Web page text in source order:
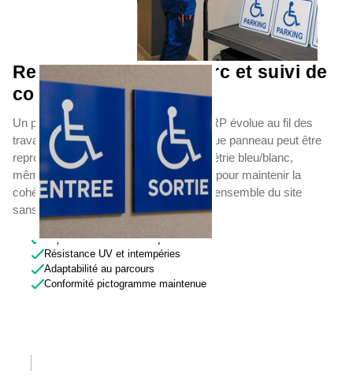
Renouvellement de parc et suivi de
conformité
Un parc de signalétique accessibilité ERP évolue au fil des
travaux et des réaménagements. Chaque panneau peut être
reproduit à l'identique — même colorimétrie bleu/blanc,
même pictogramme, même support — pour maintenir la
cohérence visuelle et la conformité de l'ensemble du site
sans rupture.
Reproductibilité à l'identique
Résistance UV et intempéries
Adaptabilité au parcours
Conformité pictogramme maintenue